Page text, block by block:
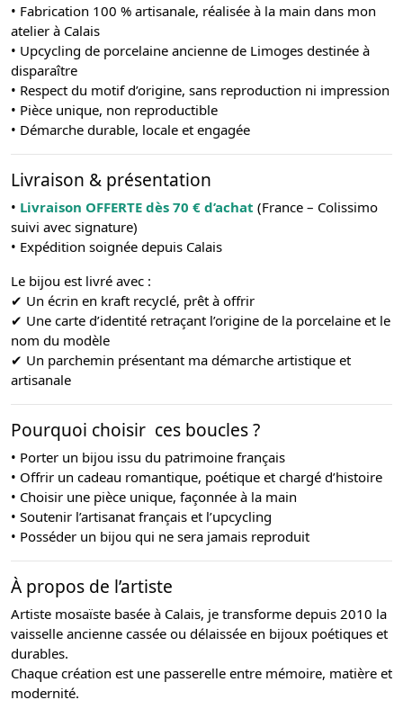
• Fabrication 100 % artisanale, réalisée à la main dans mon
atelier à Calais
• Upcycling de porcelaine ancienne de Limoges destinée à
disparaître
• Respect du motif d’origine, sans reproduction ni impression
• Pièce unique, non reproductible
• Démarche durable, locale et engagée
Livraison & présentation
• Livraison OFFERTE dès 70 € d’achat (France – Colissimo
suivi avec signature)
• Expédition soignée depuis Calais
Le bijou est livré avec :
✔ Un écrin en kraft recyclé, prêt à offrir
✔ Une carte d’identité retraçant l’origine de la porcelaine et le
nom du modèle
✔ Un parchemin présentant ma démarche artistique et
artisanale
Pourquoi choisir ces boucles ?
• Porter un bijou issu du patrimoine français
• Offrir un cadeau romantique, poétique et chargé d’histoire
• Choisir une pièce unique, façonnée à la main
• Soutenir l’artisanat français et l’upcycling
• Posséder un bijou qui ne sera jamais reproduit
À propos de l’artiste
Artiste mosaïste basée à Calais, je transforme depuis 2010 la
vaisselle ancienne cassée ou délaissée en bijoux poétiques et
durables.
Chaque création est une passerelle entre mémoire, matière et
modernité.